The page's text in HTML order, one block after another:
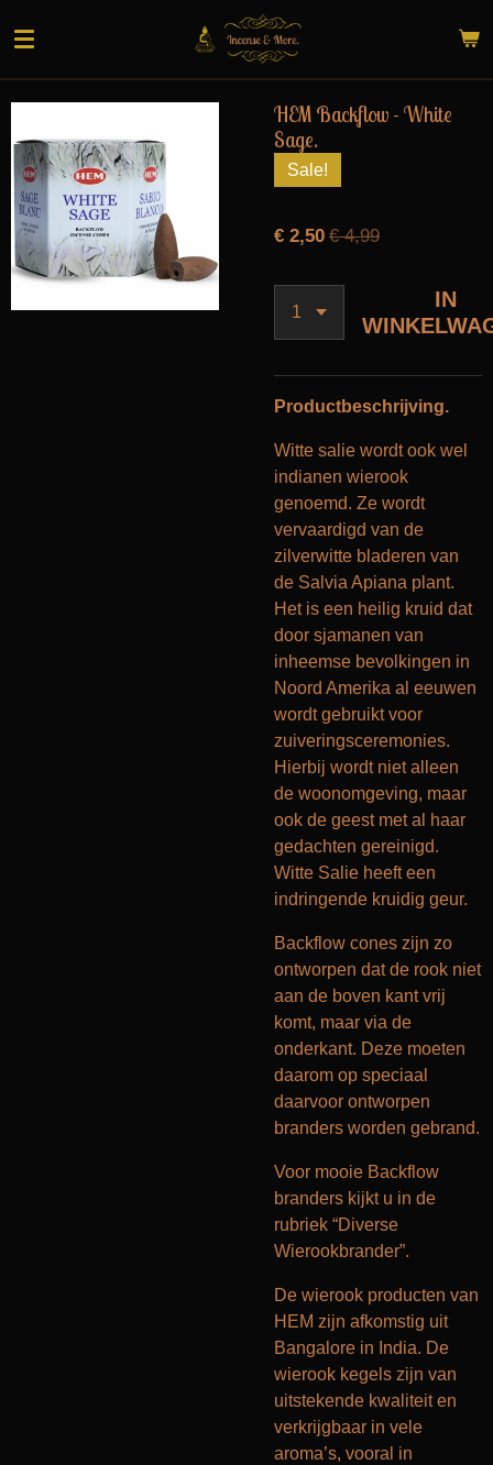
direct
naar
de
HEM Backflow - White
Sage.
Sale!
€ 2,50 € 4,99
IN
Productbeschrijving.
Witte salie wordt ook wel
indianen wierook
genoemd. Ze wordt
vervaardigd van de
zilverwitte bladeren van
de Salvia Apiana plant.
Het is een heilig kruid dat
door sjamanen van
inheemse bevolkingen in
Noord Amerika al eeuwen
wordt gebruikt voor
zuiveringsceremonies.
Hierbij wordt niet alleen
de woonomgeving, maar
ook de geest met al haar
gedachten gereinigd.
Witte Salie heeft een
indringende kruidig geur.
Backflow cones zijn zo
ontworpen dat de rook niet
aan de boven kant vrij
komt, maar via de
onderkant. Deze moeten
daarom op speciaal
daarvoor ontworpen
branders worden gebrand.
Voor mooie Backflow
branders kijkt u in de
rubriek “Diverse
Wierookbrander”.
De wierook producten van
HEM zijn afkomstig uit
Bangalore in India. De
wierook kegels zijn van
uitstekende kwaliteit en
verkrijgbaar in vele
aroma’s, vooral in